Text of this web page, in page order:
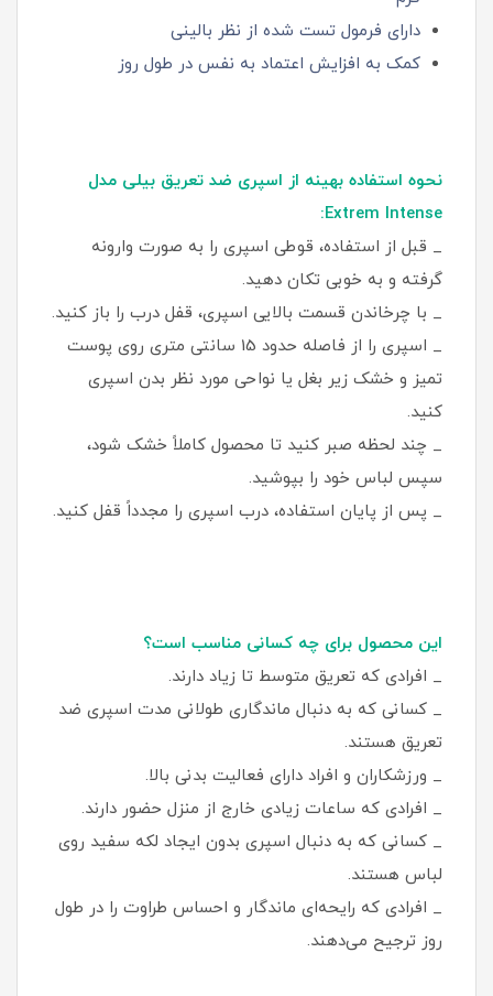
دارای فرمول تست شده از نظر بالینی
کمک به افزایش اعتماد به نفس در طول روز
نحوه استفاده بهینه از اسپری ضد تعریق بیلی مدل
Extrem Intense:
_ قبل از استفاده، قوطی اسپری را به صورت وارونه
گرفته و به خوبی تکان دهید.
_ با چرخاندن قسمت بالایی اسپری، قفل درب را باز کنید.
_ اسپری را از فاصله حدود 15 سانتی‌ متری روی پوست
تمیز و خشک زیر بغل یا نواحی مورد نظر بدن اسپری
کنید.
_ چند لحظه صبر کنید تا محصول کاملاً خشک شود،
سپس لباس خود را بپوشید.
_ پس از پایان استفاده، درب اسپری را مجدداً قفل کنید.
این محصول برای چه کسانی مناسب است؟
_ افرادی که تعریق متوسط تا زیاد دارند.
_ کسانی که به دنبال ماندگاری طولانی‌ مدت اسپری ضد
تعریق هستند.
_ ورزشکاران و افراد دارای فعالیت بدنی بالا.
_ افرادی که ساعات زیادی خارج از منزل حضور دارند.
_ کسانی که به دنبال اسپری بدون ایجاد لکه سفید روی
لباس هستند.
_ افرادی که رایحه‌ای ماندگار و احساس طراوت را در طول
روز ترجیح می‌دهند.